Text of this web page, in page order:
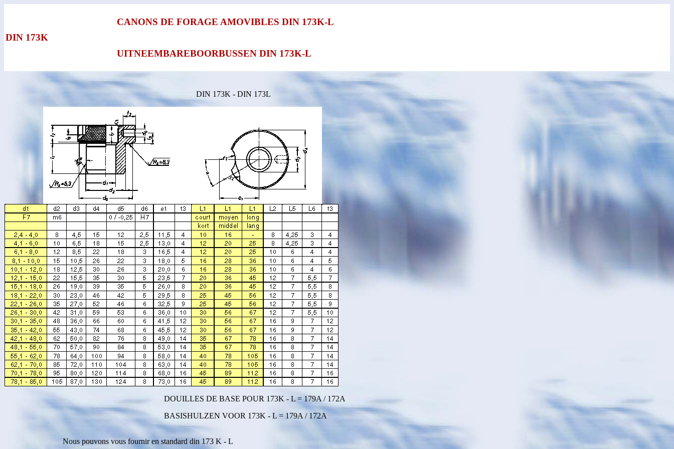
DIN 173K
CANONS DE FORAGE AMOVIBLES DIN 173K-L
UITNEEMBAREBOORBUSSEN DIN 173K-L
DIN 173K - DIN 173L
DOUILLES DE BASE POUR 173K - L = 179A / 172A
BASISHULZEN VOOR 173K - L = 179A / 172A
Nous pouvons vous fournir en standard din 173 K - L